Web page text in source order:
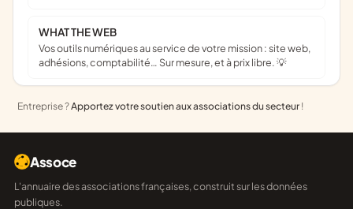
WHAT THE WEB
Vos outils numériques au service de votre mission : site web,
adhésions, comptabilité… Sur mesure, et à prix libre. 💡
Entreprise ?Apportez votre soutien aux associations du secteur !
Assoce
L'annuaire des associations françaises, construit sur les données
publiques.